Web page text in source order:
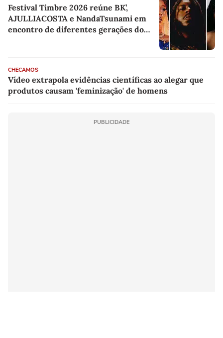
Festival Timbre 2026 reúne BK’,
AJULLIACOSTA e NandaTsunami em
encontro de diferentes gerações do
CHECAMOS
Vídeo extrapola evidências científicas ao alegar que
produtos causam 'feminização' de homens
PUBLICIDADE